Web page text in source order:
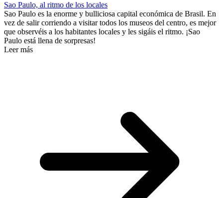
Sao Paulo, al ritmo de los locales
Sao Paulo es la enorme y bulliciosa capital económica de Brasil. En
vez de salir corriendo a visitar todos los museos del centro, es mejor
que observéis a los habitantes locales y les sigáis el ritmo. ¡Sao
Paulo está llena de sorpresas!
Leer más